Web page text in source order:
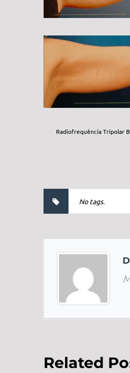
Radiofrequência Tripolar
No tags.
Related